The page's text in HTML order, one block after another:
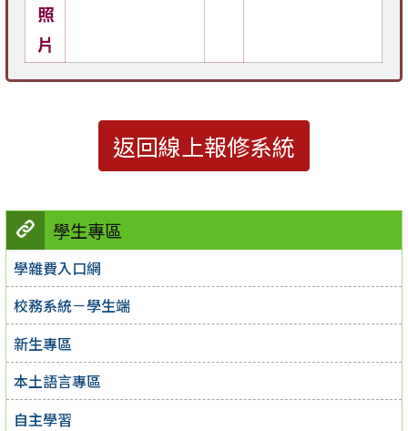
學生專區
學雜費入口網
校務系統－學生端
新生專區
本土語言專區
自主學習
照
片
返回線上報修系統